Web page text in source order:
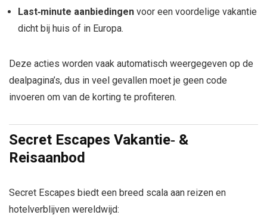
Last‑minute aanbiedingen voor een voordelige vakantie
dicht bij huis of in Europa.
Deze acties worden vaak automatisch weergegeven op de
dealpagina’s, dus in veel gevallen moet je geen code
invoeren om van de korting te profiteren.
Secret Escapes Vakantie‑ &
Reisaanbod
Secret Escapes biedt een breed scala aan reizen en
hotelverblijven wereldwijd: